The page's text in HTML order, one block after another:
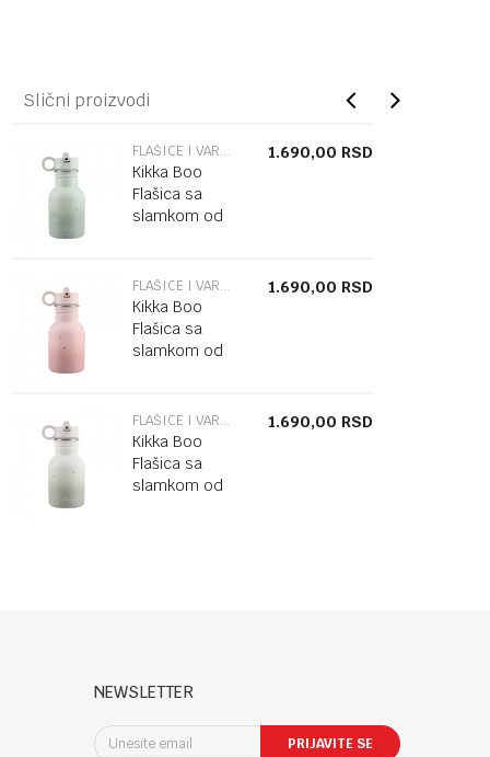
Slični proizvodi
FLAŠICE I VARALICE
Kikka Boo
Flašica sa
slamkom od
Flora Sage
1.690,00 RSD
FLAŠICE I VARALICE
Kikka Boo
Flašica sa
slamkom od
Flora Blush
1.690,00 RSD
FLAŠICE I VARALICE
Kikka Boo
Flašica sa
slamkom od
1.690,00 RSD
NEWSLETTER
PRIJAVITE SE